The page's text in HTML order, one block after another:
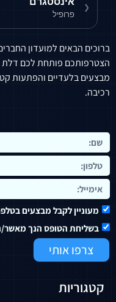
ברוכים הבאים למועדון
הצטרפותכם פותחת לכם דלת
מבצעים בלעדיים והפתעות
רכיבה.
מעוניין לקבל מבצעים
בשליחת הטופס הנך
צרפו אותי
קטגוריות
❮
פרופיל